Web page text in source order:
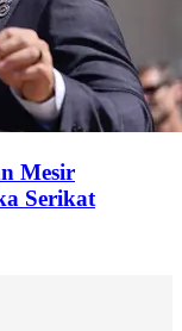
Mesir
Serikat